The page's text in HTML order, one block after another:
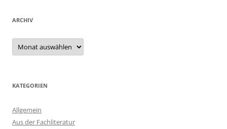
ARCHIV
Archiv
KATEGORIEN
Allgemein
Aus der Fachliteratur